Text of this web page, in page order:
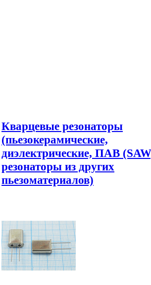
Кварцевые резонаторы
(пьезокерамические,
диэлектрические, ПАВ
резонаторы из других
пьезоматериалов)